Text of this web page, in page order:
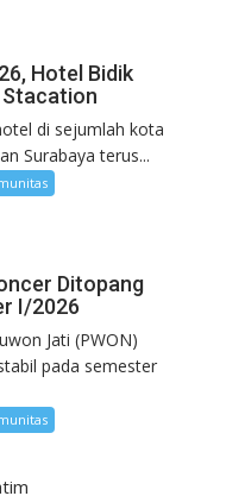
Hotel Bidik
Stacation
di sejumlah kota
Surabaya terus...
Ditopang
I/2026
Jati (PWON)
pada semester